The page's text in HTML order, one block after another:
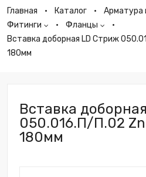
Главная Каталог
Арматура
Фитинги
Фланцы
Вставка доборная LD Стриж
180мм
Вставка
050.016.П/П.02
180мм